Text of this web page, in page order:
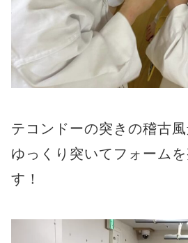
テコンドーの突きの稽古風
ゆっくり突いてフォーム
す！